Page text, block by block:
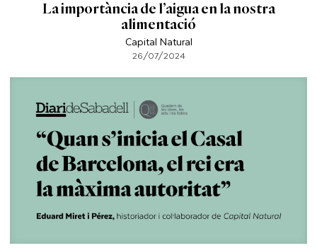
La importància de l’aigua en la nostra
alimentació
Capital Natural
26/07/2024